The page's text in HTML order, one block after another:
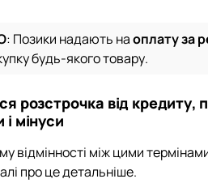
: Позики надають наоплату за
будь-якого товару.
розстрочка від кредиту,
мінуси
відмінності між цими
про це детальніше.